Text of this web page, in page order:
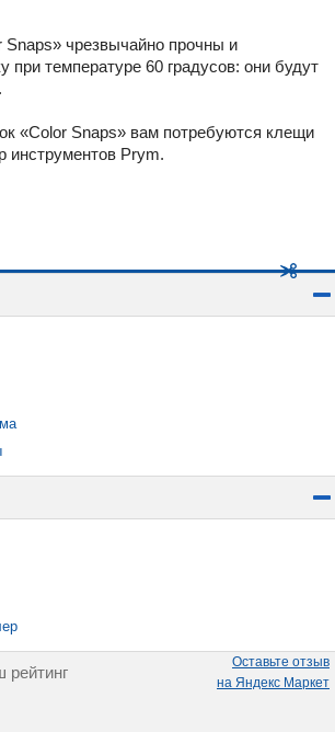
Snaps» чрезвычайно прочны и
при температуре 60 градусов: они будут
«Color Snaps» вам потребуются клещи
инструментов Prym.
Оставьте отзыв
на Яндекс Маркет